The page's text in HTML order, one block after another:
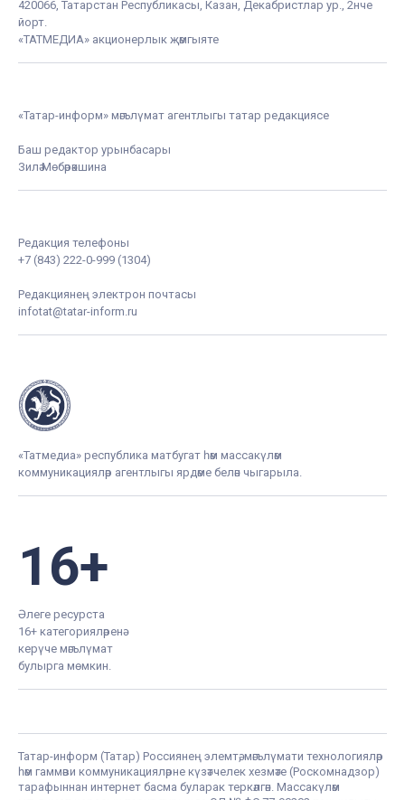
420066, Татарстан Республикасы, Казан, Декабристлар ур., 2нче
йорт.
«ТАТМЕДИА» акционерлык җәмгыяте
«Татар-информ» мәгълүмат агентлыгы татар редакциясе
Баш редактор урынбасары
Зилә Мөбәрәкшина
Редакция телефоны
+7 (843) 222-0-999 (1304)
Редакциянең электрон почтасы
infotat@tatar-inform.ru
«Татмедиа» республика матбугат һәм массакүләм
коммуникацияләр агентлыгы ярдәме белән чыгарыла.
16+
Әлеге ресурста
16+ категорияләренә
керүче мәгълүмат
булырга мөмкин.
Татар-информ (Татар) Россиянең элемтә, мәгълүмати технологияләр
һәм гаммәви коммуникацияләрне күзәтчелек хезмәте (Роскомнадзор)
тарафыннан интернет басма буларак теркәлгән. Массакүләм